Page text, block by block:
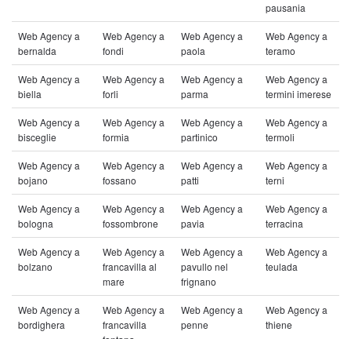
pausania
Web Agency a
bernalda
Web Agency a
fondi
Web Agency a
paola
Web Agency a
teramo
Web Agency a
biella
Web Agency a
forli
Web Agency a
parma
Web Agency a
termini imerese
Web Agency a
bisceglie
Web Agency a
formia
Web Agency a
partinico
Web Agency a
termoli
Web Agency a
bojano
Web Agency a
fossano
Web Agency a
patti
Web Agency a
terni
Web Agency a
bologna
Web Agency a
fossombrone
Web Agency a
pavia
Web Agency a
terracina
Web Agency a
bolzano
Web Agency a
francavilla al
mare
Web Agency a
pavullo nel
frignano
Web Agency a
teulada
Web Agency a
bordighera
Web Agency a
francavilla
Web Agency a
penne
Web Agency a
thiene